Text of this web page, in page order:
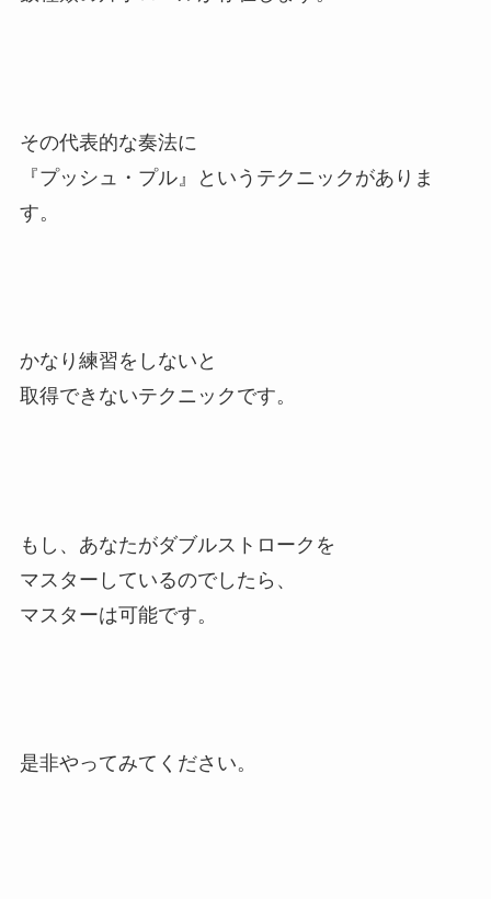
その代表的な奏法に
『プッシュ・プル』というテクニックがありま
す。
かなり練習をしないと
取得できないテクニックです。
もし、あなたがダブルストロークを
マスターしているのでしたら、
マスターは可能です。
是非やってみてください。